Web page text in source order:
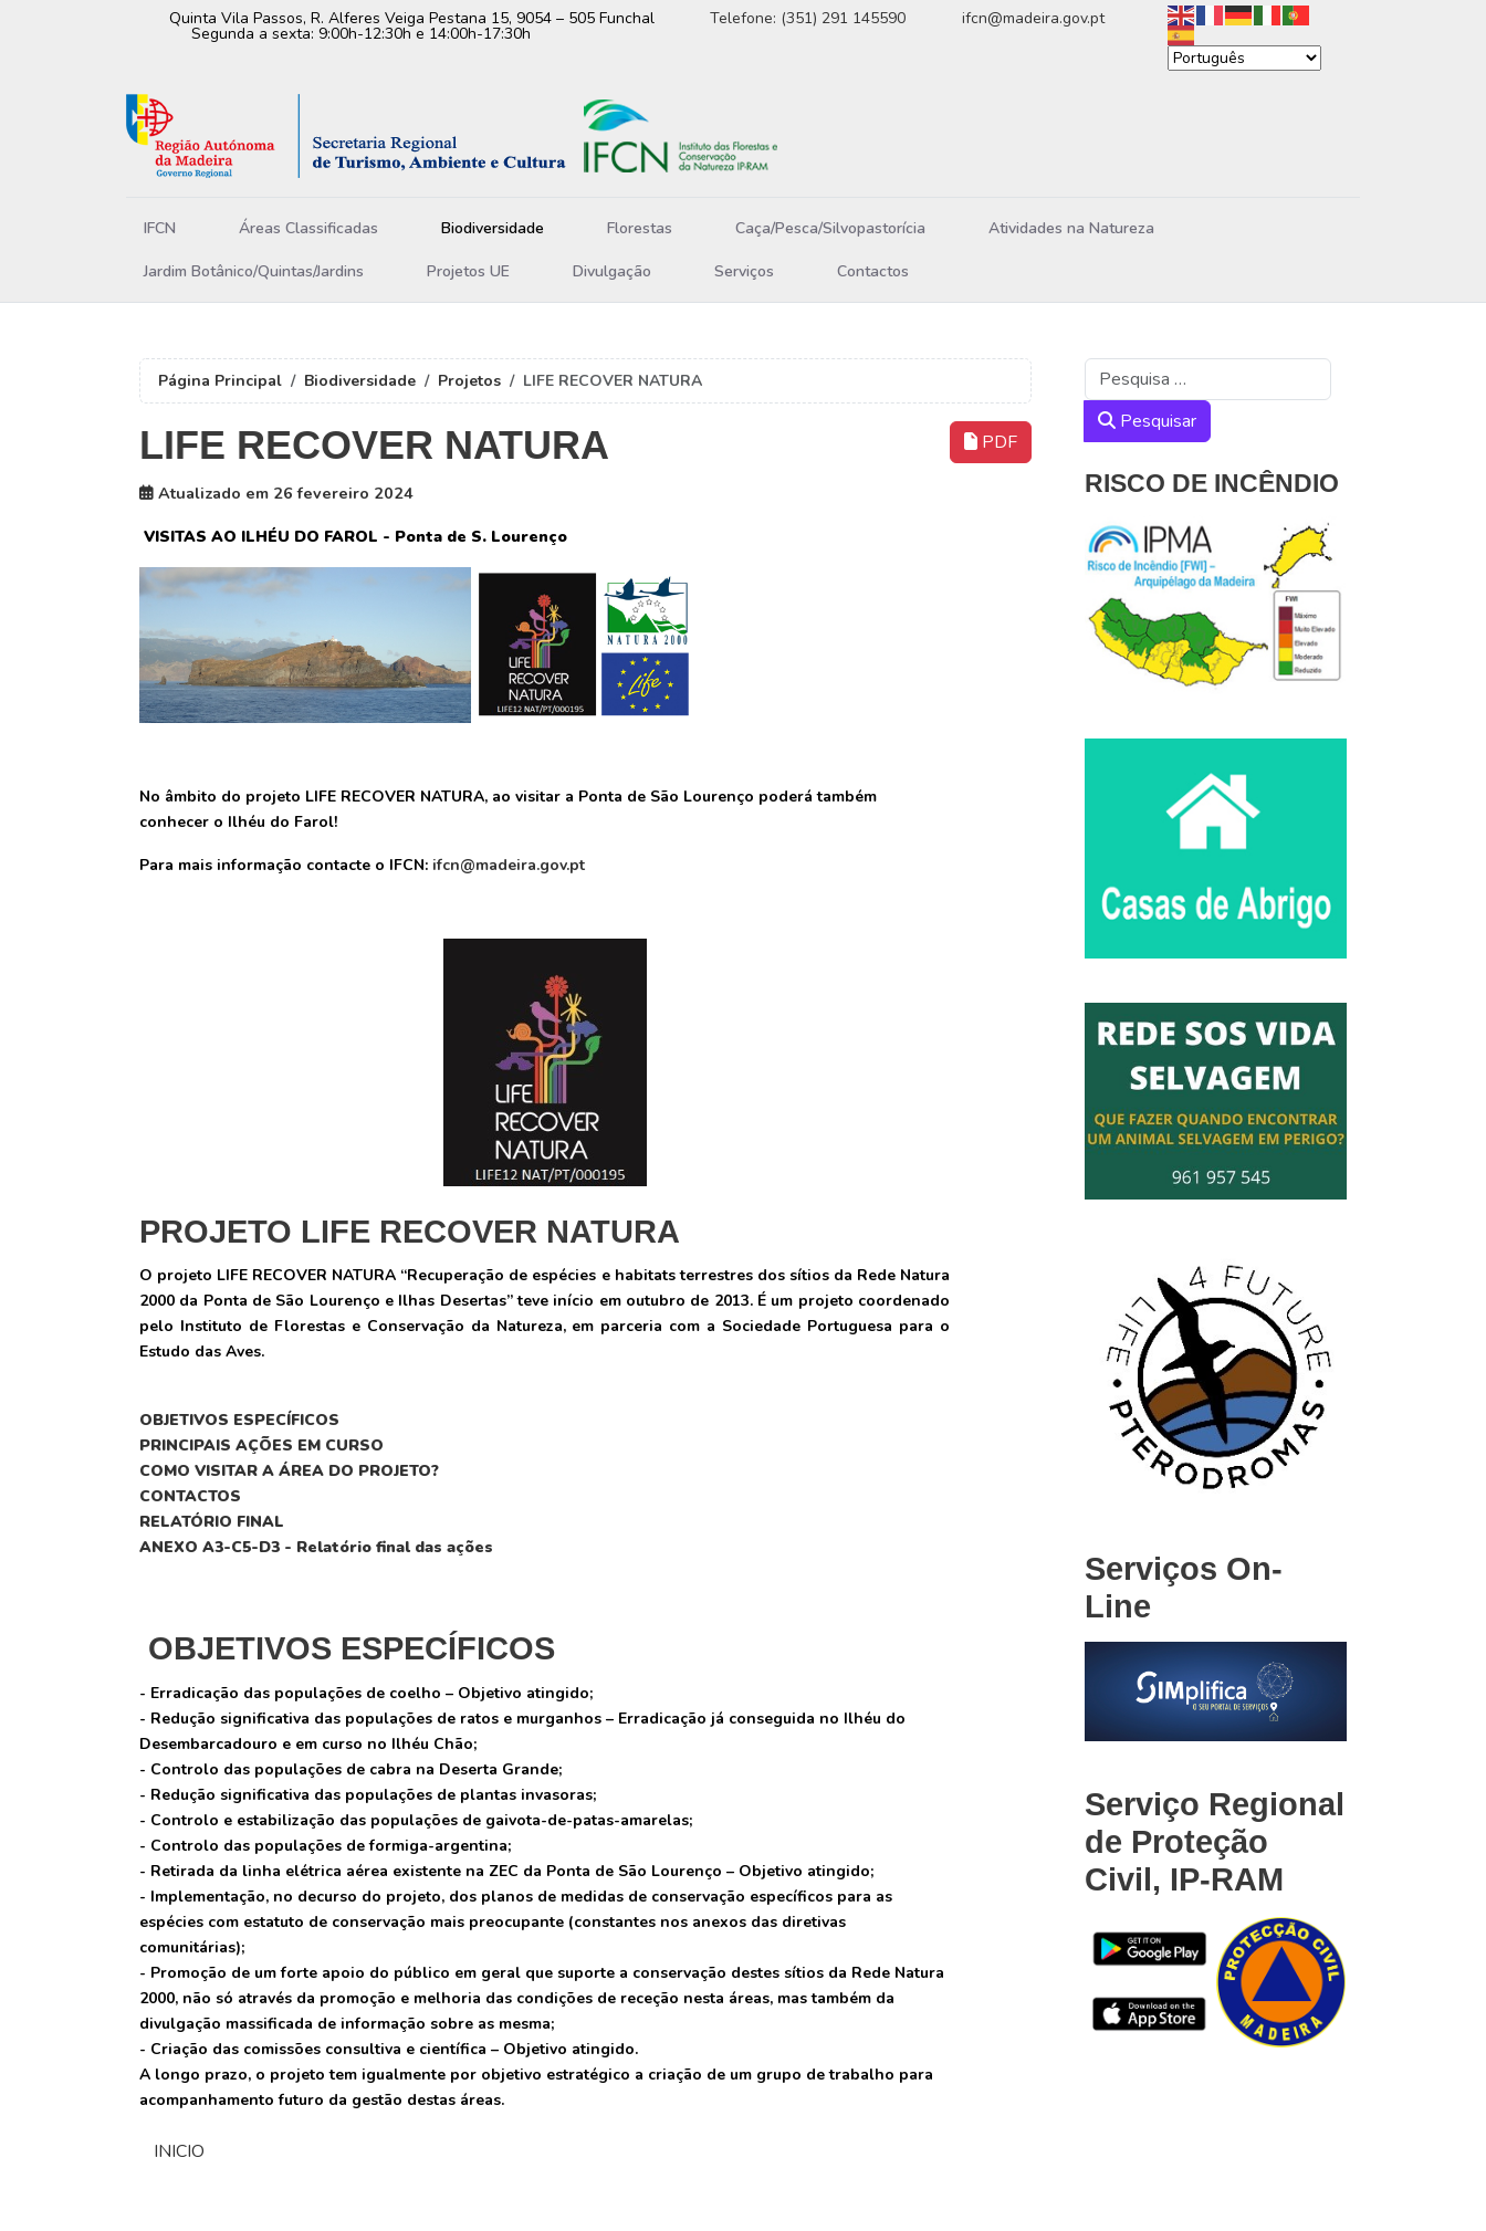
Quinta Vila Passos, R. Alferes Veiga Pestana 15, 9054 – 505 Funchal Telefone: (351) 291 145590 ifcn@madeira.gov.pt
Segunda a sexta: 9:00h-12:30h e 14:00h-17:30h
IFCN Áreas Classificadas Biodiversidade Florestas Caça/Pesca/Silvopastorícia Atividades na Natureza
Jardim Botânico/Quintas/Jardins Projetos UE Divulgação Serviços Contactos
Página Principal Biodiversidade Projetos LIFE RECOVER NATURA
PDF
LIFE RECOVER NATURA
Atualizado em 26 fevereiro 2024
VISITAS AO ILHÉU DO FAROL - Ponta de S. Lourenço
No âmbito do projeto LIFE RECOVER NATURA, ao visitar a Ponta de São Lourenço poderá também
conhecer o Ilhéu do Farol!
Para mais informação contacte o IFCN: ifcn@madeira.gov.pt
PROJETO LIFE RECOVER NATURA
O projeto LIFE RECOVER NATURA “Recuperação de espécies e habitats terrestres dos sítios da Rede Natura
2000 da Ponta de São Lourenço e Ilhas Desertas” teve início em outubro de 2013. É um projeto coordenado
pelo Instituto de Florestas e Conservação da Natureza, em parceria com a Sociedade Portuguesa para o
Estudo das Aves.
OBJETIVOS ESPECÍFICOS
PRINCIPAIS AÇÕES EM CURSO
COMO VISITAR A ÁREA DO PROJETO?
CONTACTOS
RELATÓRIO FINAL
ANEXO A3-C5-D3 - Relatório final das ações
OBJETIVOS ESPECÍFICOS
- Erradicação das populações de coelho – Objetivo atingido;
- Redução significativa das populações de ratos e murganhos – Erradicação já conseguida no Ilhéu do
Desembarcadouro e em curso no Ilhéu Chão;
- Controlo das populações de cabra na Deserta Grande;
- Redução significativa das populações de plantas invasoras;
- Controlo e estabilização das populações de gaivota-de-patas-amarelas;
- Controlo das populações de formiga-argentina;
- Retirada da linha elétrica aérea existente na ZEC da Ponta de São Lourenço – Objetivo atingido;
- Implementação, no decurso do projeto, dos planos de medidas de conservação específicos para as
espécies com estatuto de conservação mais preocupante (constantes nos anexos das diretivas
comunitárias);
- Promoção de um forte apoio do público em geral que suporte a conservação destes sítios da Rede Natura
2000, não só através da promoção e melhoria das condições de receção nesta áreas, mas também da
divulgação massificada de informação sobre as mesma;
- Criação das comissões consultiva e científica – Objetivo atingido.
A longo prazo, o projeto tem igualmente por objetivo estratégico a criação de um grupo de trabalho para
acompanhamento futuro da gestão destas áreas.
INICIO
Pesquisar
Pesquisar
RISCO DE INCÊNDIO
Serviços On-
Line
Serviço Regional
de Proteção
Civil, IP-RAM